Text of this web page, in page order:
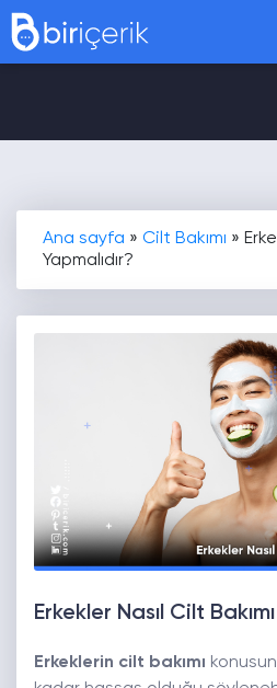
Ana sayfa » Cilt Bakımı »
Yapmalıdır?
Erkekler Nasıl Cilt
Erkeklerin cilt bakımı